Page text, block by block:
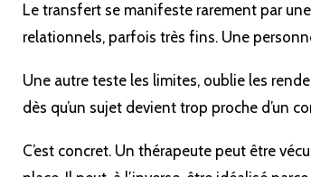
Le transfert se manifeste rarement par
relationnels, parfois très fins. Une
Une autre teste les limites, oublie les
dès qu’un sujet devient trop proche d’un
C’est concret. Un thérapeute peut être